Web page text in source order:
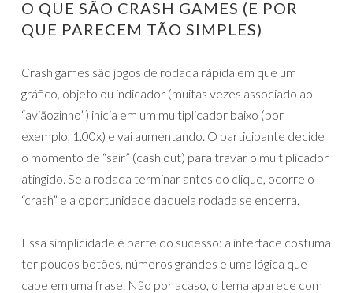
O QUE SÃO CRASH GAMES (E POR
QUE PARECEM TÃO SIMPLES)
Crash games são jogos de rodada rápida em que um
gráfico, objeto ou indicador (muitas vezes associado ao
“aviãozinho”) inicia em um multiplicador baixo (por
exemplo, 1.00x) e vai aumentando. O participante decide
o momento de “sair” (cash out) para travar o multiplicador
atingido. Se a rodada terminar antes do clique, ocorre o
“crash” e a oportunidade daquela rodada se encerra.
Essa simplicidade é parte do sucesso: a interface costuma
ter poucos botões, números grandes e uma lógica que
cabe em uma frase. Não por acaso, o tema aparece com